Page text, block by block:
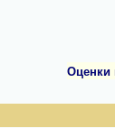
Оценки